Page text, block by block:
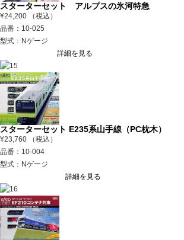
スターターセット アルプスの氷河特急
¥24,200 （税込）
品番：10-025
型式：Nゲージ
詳細を見る
スターターセット E235系山手線（PC枕木）
¥23,760 （税込）
品番：10-004
型式：Nゲージ
詳細を見る